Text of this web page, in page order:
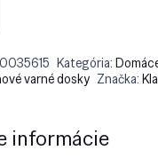
Kategória:
varné dosky Značka:
informácie